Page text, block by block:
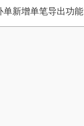
新增单笔导出功能